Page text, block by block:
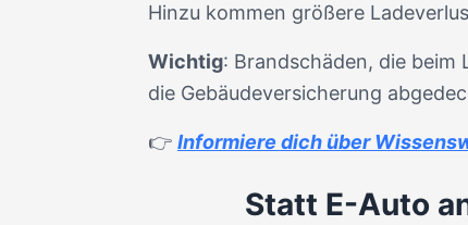
Hinzu kommen größere
Wichtig: Brandschäden, die
die Gebäudeversicherung
👉 Informiere dich über
Statt E-Auto